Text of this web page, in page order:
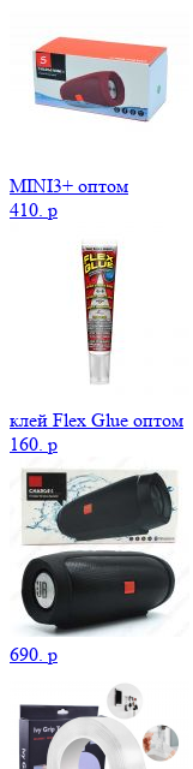
MINI3+ оптом
410. p
клей Flex Glue оптом
160. p
690. p